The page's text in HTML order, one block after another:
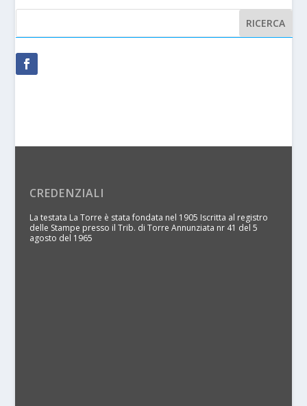
CREDENZIALI
La testata La Torre è stata fondata nel 1905 Iscritta al registro
delle Stampe presso il Trib. di Torre Annunziata nr 41 del 5
agosto del 1965